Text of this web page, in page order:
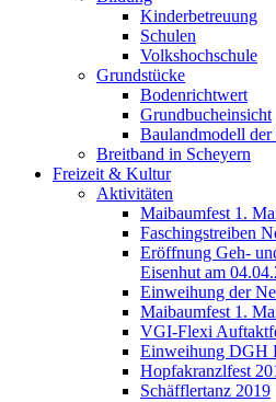
Kinderbetreuung
Schulen
Volkshochschule
Grundstücke
Bodenrichtwert
Grundbucheinsicht
Baulandmodell der
Breitband in Scheyern
Freizeit & Kultur
Aktivitäten
Maibaumfest 1.
Faschingstreiben
Eröffnung Geh-
Eisenhut am
Einweihung der
Maibaumfest 1.
VGI-Flexi
Einweihung DGH
Hopfakranzlfest
Schäfflertanz 2019